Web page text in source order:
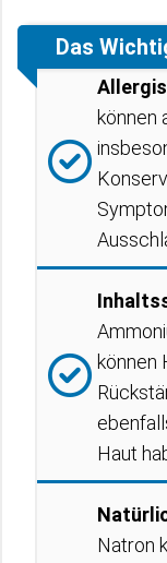
Das
können
können
Haut
Natron